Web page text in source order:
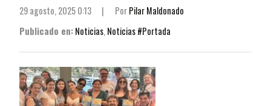
29 agosto, 2025 0:13 | PorPilar Maldonado
Publicado en:Noticias,Noticias #Portada